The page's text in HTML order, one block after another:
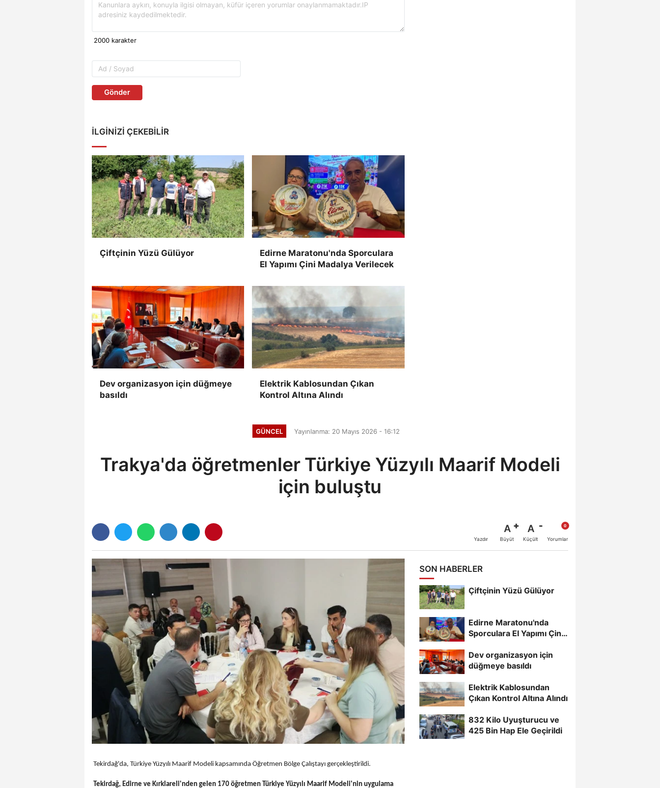
Gönder
İLGINIZI ÇEKEBILIR
Çiftçinin Yüzü Gülüyor
Edirne Maratonu'nda Sporculara
El Yapımı Çini Madalya Verilecek
Dev organizasyon için düğmeye
basıldı
Elektrik Kablosundan Çıkan
Kontrol Altına Alındı
GÜNCEL Yayınlanma: 20 Mayıs 2026 - 16:12
Trakya'da öğretmenler Türkiye Yüzyılı Maarif Modeli
için buluştu
Yazdır
A
Büyüt
A
Küçült Yorumlar
Tekirdağ'da, Türkiye Yüzyılı Maarif Modeli kapsamında Öğretmen Bölge Çalıştayı gerçekleştirildi.
Tekirdağ, Edirne ve Kırklareli'nden gelen 170 öğretmen Türkiye Yüzyılı Maarif Modeli'nin uygulama
SON HABERLER
Çiftçinin Yüzü Gülüyor
Edirne Maratonu'nda
Sporculara El Yapımı Çini
Dev organizasyon için
düğmeye basıldı
Elektrik Kablosundan
Çıkan Kontrol Altına Alındı
832 Kilo Uyuşturucu ve
425 Bin Hap Ele Geçirildi